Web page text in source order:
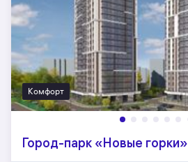
Комфорт
Город-парк «Новые горки»